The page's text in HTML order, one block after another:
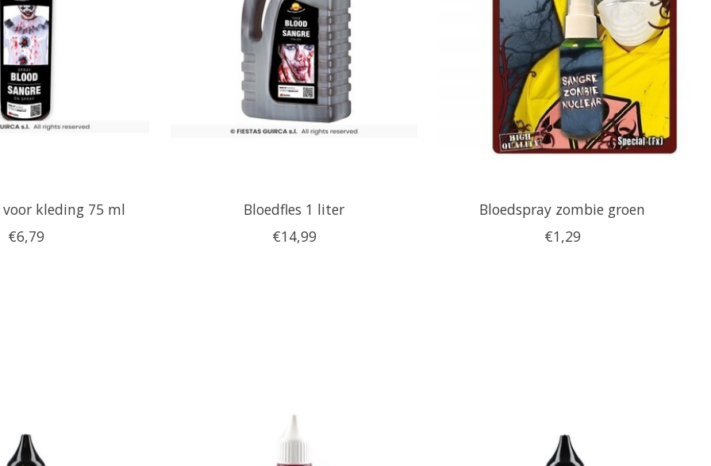
voor kleding 75 ml
€6,79
Bloedfles 1 liter
€14,99
Bloedspray zombie groen
€1,29